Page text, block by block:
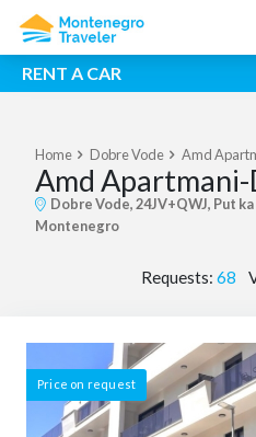
RENT A CAR
Home Dobre Vode Amd
Amd
Dobre Vode, 24JV+QWJ, Put
Montenegro
Requests: 68
Price on request